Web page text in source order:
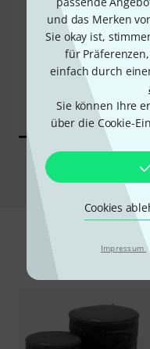
und das Merken
Sie okay ist,
für
einfach durch
Sie können Ihre
über die Cookie-
Cookies
Impressum
40%
KAUFTEN
GENAU DIESES PRODUKT
309 €
Zubehör